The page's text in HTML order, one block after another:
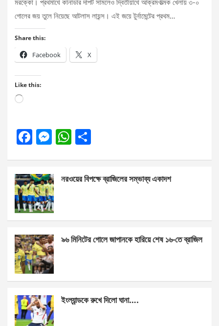
মরক্কো। প্রথমার্ধে কানাডার দাপট সামলেও দ্বিতীয়ার্ধে আক্রমণাত্মক খেলায় ৩-০
গোলের জয় তুলে নিয়েছে আটলাস লায়ন্স। এই জয়ে টুর্নামেন্টের প্রথম…
Share this:
Facebook X
Like this:
Loading…
F
b
o
o
k
M
n
g
er
W
s
p
e
নরওয়ের বিপক্ষে ব্রাজিলের সম্ভাব্য একাদশ
৯৬ মিনিটের গোলে জাপানকে হারিয়ে শেষ ১৬-তে ব্রাজিল
ইংল্যান্ডকে রুখে দিলো ঘানা….